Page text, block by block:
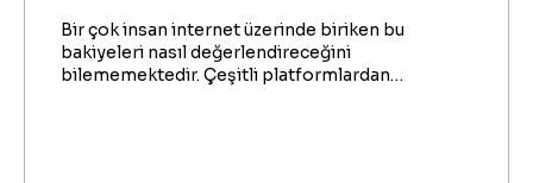
Bir çok insan internet üzerinde biriken bu
bakiyeleri nasıl değerlendireceğini
bilememektedir. Çeşitli platformlardan